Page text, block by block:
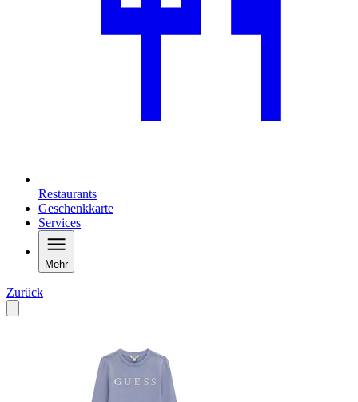
Restaurants
Geschenkkarte
Services
Mehr
Zurück